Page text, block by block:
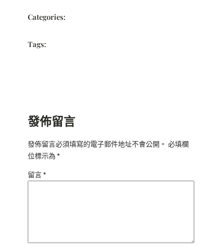
Categories:
Tags:
發佈留言
發佈留言必須填寫的電子郵件地址不會公開。 必填欄
位標示為*
留言*